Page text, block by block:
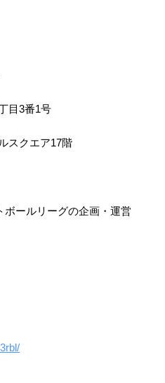
目3番1号
クエア17階
ボールリーグの企画・運営